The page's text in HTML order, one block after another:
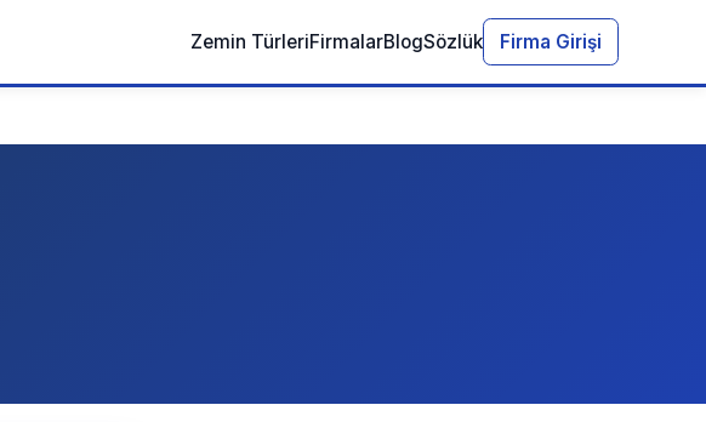
Zemin TürleriFirmalarBlogSözlük Firma Girişi